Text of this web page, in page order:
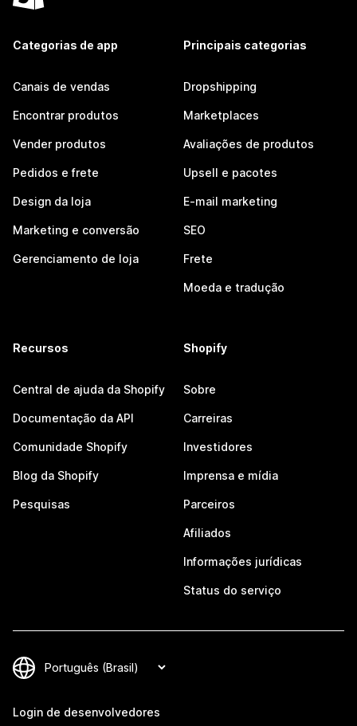
Categorias de app
Canais de vendas
Encontrar produtos
Vender produtos
Pedidos e frete
Design da loja
Marketing e conversão
Gerenciamento de loja
Principais categorias
Dropshipping
Marketplaces
Avaliações de produtos
Upsell e pacotes
E-mail marketing
SEO
Frete
Moeda e tradução
Recursos
Central de ajuda da Shopify
Documentação da API
Comunidade Shopify
Blog da Shopify
Pesquisas
Shopify
Sobre
Carreiras
Investidores
Imprensa e mídia
Parceiros
Afiliados
Informações jurídicas
Status do serviço
Login de desenvolvedores